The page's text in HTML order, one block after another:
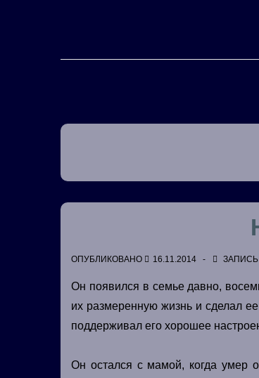
ОПУБЛИКОВАНО 16.11.2014 ЗАПИСЬ
Он появился в семье давно,
их размеренную жизнь и сделал
поддерживал его хорошее
Он остался с мамой, когда умер